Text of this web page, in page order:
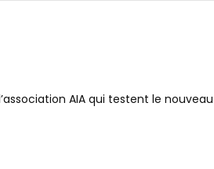
AIA qui testent le